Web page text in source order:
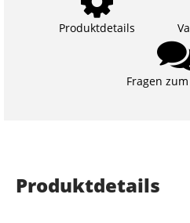
Produktdetails
Fragen
Produktdetails